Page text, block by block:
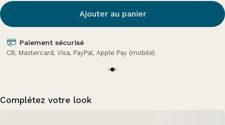
Ajouter au panier
Paiement sécurisé
CB, Mastercard, Visa, PayPal, Apple Pay (mobile).
Complétez votre look